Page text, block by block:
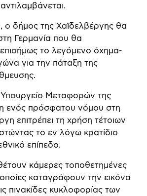
ο δήμος της Χαϊδελβέργης θα
Γερμανία που θα
επισήμως το λεγόμενο όχημα-
για την πάταξη της
Μεταφορών της
ενός πρόσφατου νόμου στη
επιτρέπει τη χρήση τέτοιων
το εν λόγω κρατίδιο
επίπεδο.
κάμερες τοποθετημένες
καταγράφουν την εικόνα
πινακίδες κυκλοφορίας των